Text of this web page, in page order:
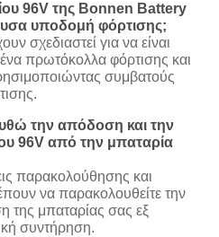
96V της Bonnen Battery
υποδομή φόρτισης;
σχεδιαστεί για να είναι
πρωτόκολλα φόρτισης και
συμβατούς
την απόδοση και την
96V από την μπαταρία
παρακολούθησης και
να παρακολουθείτε την
της μπαταρίας σας εξ
συντήρηση.